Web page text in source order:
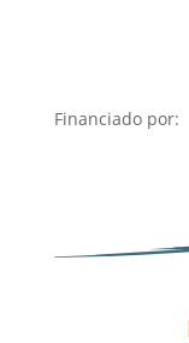
Financiado por: